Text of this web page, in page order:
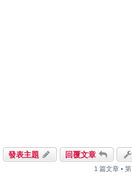
發表主題 回覆文章
1 篇文章 • 第